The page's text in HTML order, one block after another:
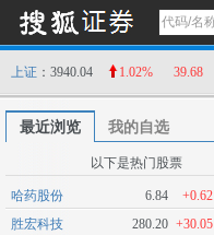
上证 ：3940.04 1.02% 39.68
最近浏览 我的自选
以下是热门股票
哈药股份 6.84 +0.62
胜宏科技
280.20 +30.05